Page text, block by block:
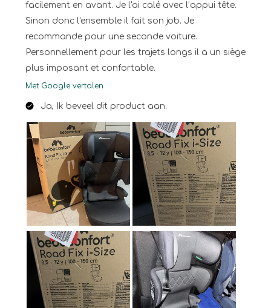
facilement en avant. Je l'ai calé avec l’appui tête.
Sinon donc l'ensemble il fait son job. Je
recommande pour une seconde voiture.
Personnellement pour les trajets longs il a un siège
plus imposant et confortable.
Met Google vertalen
Ja, Ik beveel dit product aan.